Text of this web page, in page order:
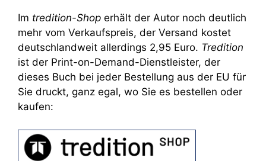
Im tredition-Shop erhält der Autor noch deutlich
mehr vom Verkaufspreis, der Versand kostet
deutschlandweit allerdings 2,95 Euro. Tredition
ist der Print-on-Demand-Dienstleister, der
dieses Buch bei jeder Bestellung aus der EU für
Sie druckt, ganz egal, wo Sie es bestellen oder
kaufen: